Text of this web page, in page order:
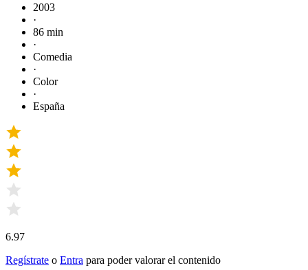
2003
·
86 min
·
Comedia
·
Color
·
España
6.97
Regístrate o Entra para poder valorar el contenido